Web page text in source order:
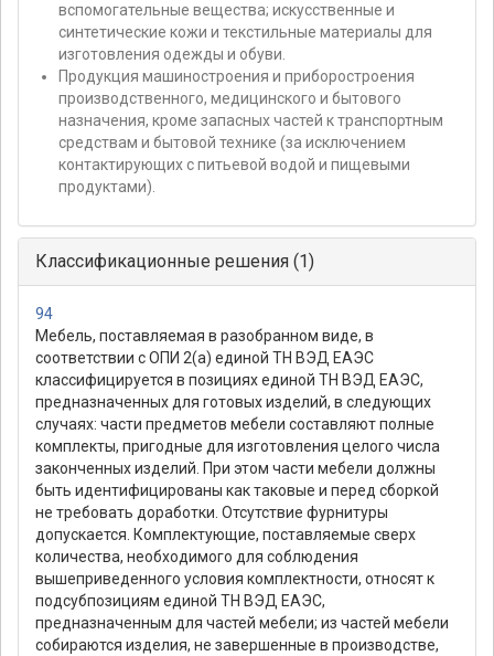
вспомогательные вещества; искусственные и
синтетические кожи и текстильные материалы для
изготовления одежды и обуви.
Продукция машиностроения и приборостроения
производственного, медицинского и бытового
назначения, кроме запасных частей к транспортным
средствам и бытовой технике (за исключением
контактирующих с питьевой водой и пищевыми
продуктами).
Классификационные решения (1)
94
Мебель, поставляемая в разобранном виде, в
соответствии с ОПИ 2(а) единой ТН ВЭД ЕАЭС
классифицируется в позициях единой ТН ВЭД ЕАЭС,
предназначенных для готовых изделий, в следующих
случаях: части предметов мебели составляют полные
комплекты, пригодные для изготовления целого числа
законченных изделий. При этом части мебели должны
быть идентифицированы как таковые и перед сборкой
не требовать доработки. Отсутствие фурнитуры
допускается. Комплектующие, поставляемые сверх
количества, необходимого для соблюдения
вышеприведенного условия комплектности, относят к
подсубпозициям единой ТН ВЭД ЕАЭС,
предназначенным для частей мебели; из частей мебели
собираются изделия, не завершенные в производстве,